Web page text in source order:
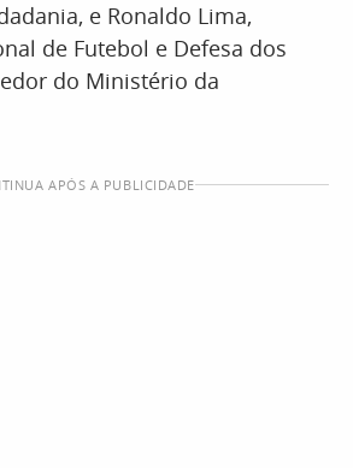
e Ronaldo Lima,
de Futebol e Defesa dos
do Ministério da
APÓS A PUBLICIDADE